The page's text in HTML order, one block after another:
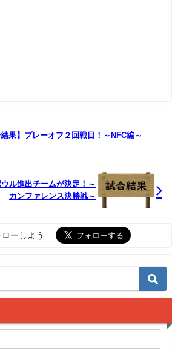
結果】プレーオフ２回戦目！～NFC編～
ル進出チームが決定！～
カンファレンス決勝戦～
ーしよう